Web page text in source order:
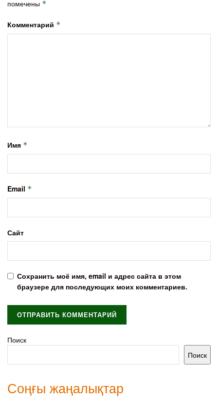
помечены *
Комментарий *
Имя *
Email *
Сайт
Сохранить моё имя, email и адрес сайта в этом
браузере для последующих моих комментариев.
Поиск
Поиск
Соңғы жаңалықтар